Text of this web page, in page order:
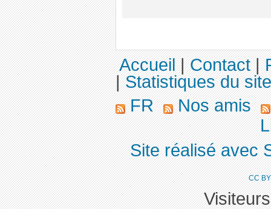
Accueil|Contact|
|Statistiques du site
FR
Nos amis
Site réalisé avec
CC